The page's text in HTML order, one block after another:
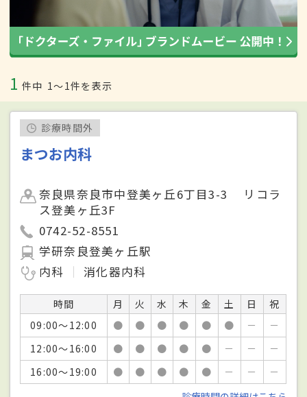
1 件中 1〜1件を表示
診療時間外
まつお内科
奈良県奈良市中登美ヶ丘6丁目3-3 リコラ
ス登美ヶ丘3F
0742-52-8551
学研奈良登美ヶ丘駅
内科
消化器内科
時間 月 火 水 木 金 土 日
祝
09:00～12:00
● ● ● ● ● ● －
－
12:00～16:00
● ● ● ● ● － －
－
16:00～19:00
● ● ● ● ● － －
－